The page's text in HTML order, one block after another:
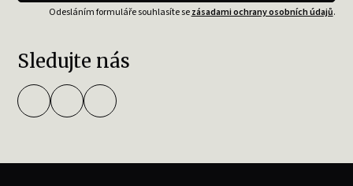
Odesláním formuláře souhlasíte sezásadami ochrany osobních údajů.
Sledujte nás